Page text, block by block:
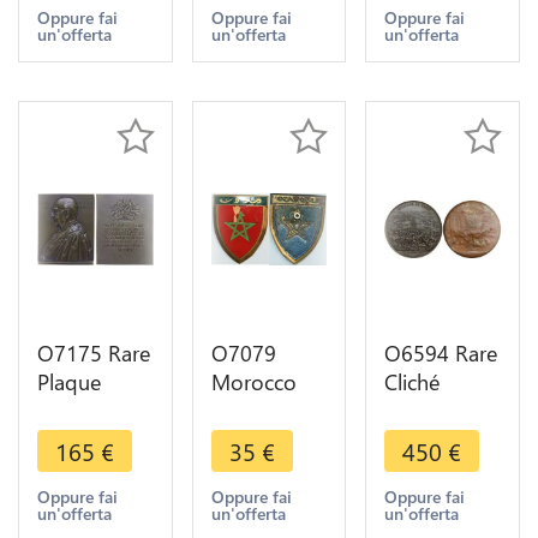
Laluigia
Marseille
1880 1980
Oppure fai
un'offerta
Soldats
Victoires
>Make
Oppure fai
un'offerta
Maréchal
Bugeaud
1850 SUP
Oppure fai
un'offerta
O7175 Rare
Plaque
Colonies
Madagascar
Prof
Médecine
165 €
Oppure fai
un'offerta
O7079
Morocco
Médaille
Insigne
Drago
Années
35 €
Oppure fai
un'offerta
O6594 Rare
Cliché
Algérie
Bataille Isly
1844
Depaulis
450 €
Oppure fai
un'offerta